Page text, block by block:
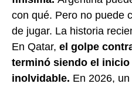
con qué. Pero no puede
de jugar. La historia
En Qatar, el golpe
terminó siendo el inicio
inolvidable. En 2026,